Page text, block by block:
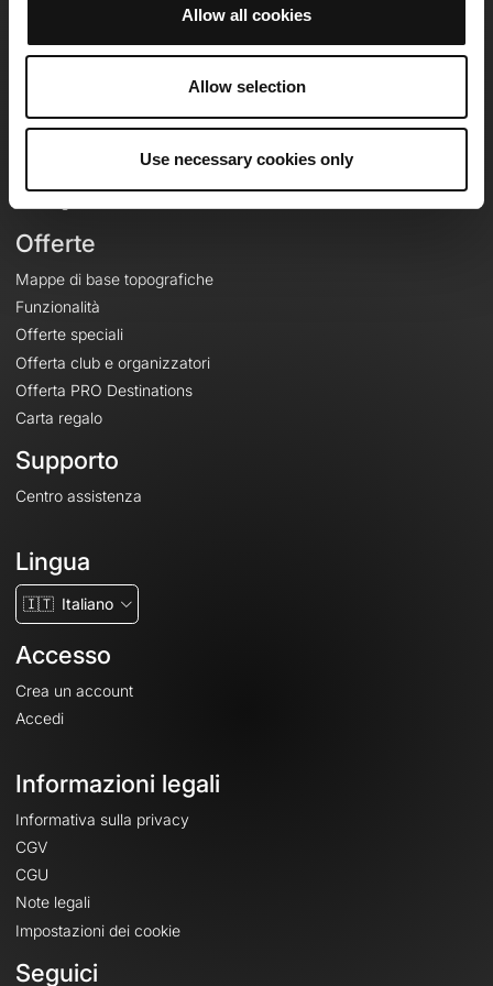
Allow all cookies
Allow selection
Use necessary cookies only
OpenRunner
Lavora con noi
Offerte
Mappe di base topografiche
Funzionalità
Offerte speciali
Offerta club e organizzatori
Offerta PRO Destinations
Carta regalo
Supporto
Centro assistenza
Lingua
🇮🇹 Italiano
Accesso
Crea un account
Accedi
Informazioni legali
Informativa sulla privacy
CGV
CGU
Note legali
Impostazioni dei cookie
Seguici